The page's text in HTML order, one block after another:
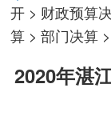
开 > 财政预算
算 >部门决算
2020年湛